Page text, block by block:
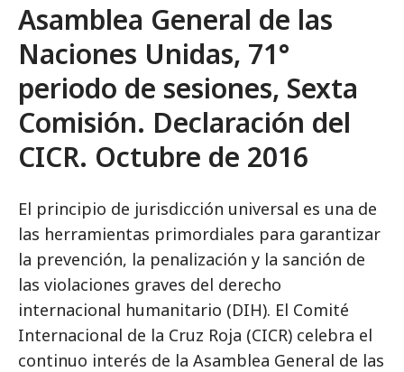
Asamblea General de las
Naciones Unidas, 71°
periodo de sesiones, Sexta
Comisión. Declaración del
CICR. Octubre de 2016
El principio de jurisdicción universal es una de
las herramientas primordiales para garantizar
la prevención, la penalización y la sanción de
las violaciones graves del derecho
internacional humanitario (DIH). El Comité
Internacional de la Cruz Roja (CICR) celebra el
continuo interés de la Asamblea General de las